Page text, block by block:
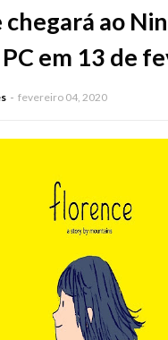
chegará ao
em 13 de
fevereiro 04, 2020